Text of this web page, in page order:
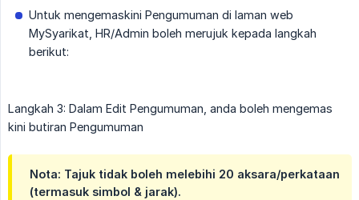
Untuk mengemaskini Pengumuman di laman web
MySyarikat, HR/Admin boleh merujuk kepada langkah
berikut:
Langkah 3: Dalam Edit Pengumuman, anda boleh mengemas
kini butiran Pengumuman
Nota: Tajuk tidak boleh melebihi 20 aksara/perkataan
(termasuk simbol & jarak).